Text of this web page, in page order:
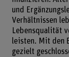
und
Verhältnissen
Lebensqualität
leisten. Mit den
gezielt